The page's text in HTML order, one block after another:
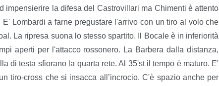
impensierire la difesa del Castrovillari ma Chimenti è attento
Lombardi a farne pregustare l'arrivo con un tiro al volo che
La ripresa suona lo stesso spartito. Il Bocale è in inferiorità
aperti per l'attacco rossonero. La Barbera dalla distanza,
di testa sfiorano la quarta rete. Al 35'st il tempo è maturo. E'
tiro-cross che si insacca all’incrocio. C'è spazio anche per